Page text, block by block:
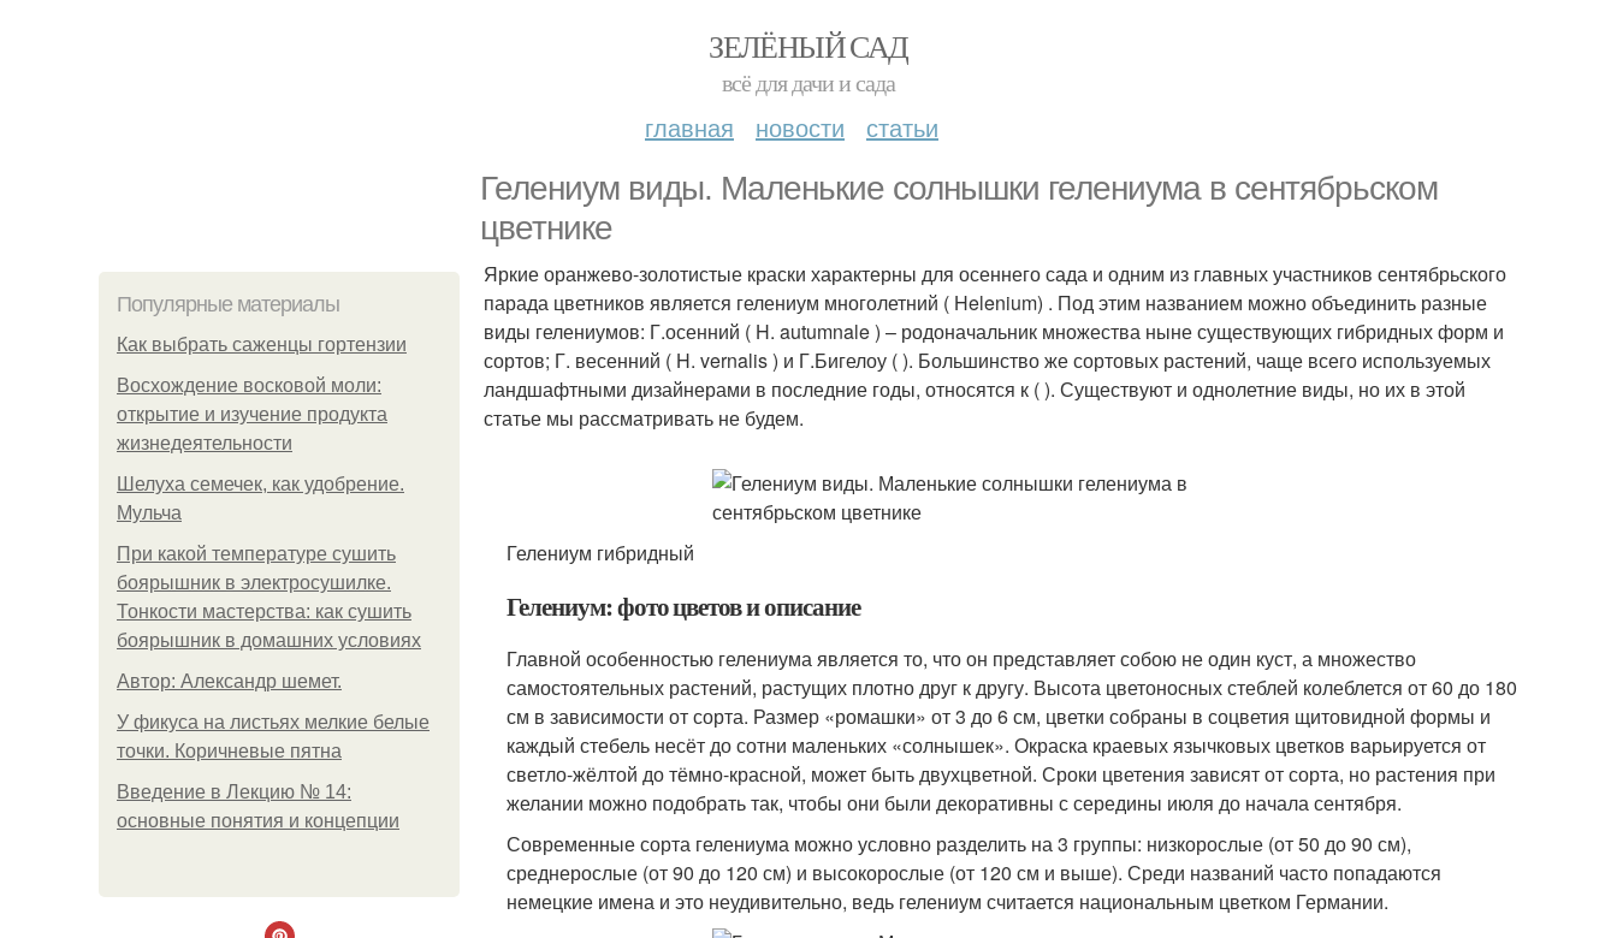
ЗЕЛЁНЫЙ САД
всё для дачи и сада
главная новости статьи
Гелениум виды. Маленькие солнышки гелениума в сентябрьском
цветнике
Популярные материалы
Как выбрать саженцы гортензии
Восхождение восковой моли:
открытие и изучение продукта
жизнедеятельности
Шелуха семечек, как удобрение.
Мульча
При какой температуре сушить
боярышник в электросушилке.
Тонкости мастерства: как сушить
боярышник в домашних условиях
Автор: Александр шемет.
У фикуса на листьях мелкие белые
точки. Коричневые пятна
Введение в Лекцию № 14:
основные понятия и концепции
Яркие оранжево-золотистые краски характерны для осеннего сада и одним из главных участников сентябрьского
парада цветников является гелениум многолетний ( Helenium) . Под этим названием можно объединить разные
виды гелениумов: Г.осенний ( H. autumnale ) – родоначальник множества ныне существующих гибридных форм и
сортов; Г. весенний ( H. vernalis ) и Г.Бигелоу ( ). Большинство же сортовых растений, чаще всего используемых
ландшафтными дизайнерами в последние годы, относятся к ( ). Существуют и однолетние виды, но их в этой
статье мы рассматривать не будем.
Гелениум гибридный
Гелениум: фото цветов и описание
Главной особенностью гелениума является то, что он представляет собою не один куст, а множество
самостоятельных растений, растущих плотно друг к другу. Высота цветоносных стеблей колеблется от 60 до 180
см в зависимости от сорта. Размер «ромашки» от 3 до 6 см, цветки собраны в соцветия щитовидной формы и
каждый стебель несёт до сотни маленьких «солнышек». Окраска краевых язычковых цветков варьируется от
светло-жёлтой до тёмно-красной, может быть двухцветной. Сроки цветения зависят от сорта, но растения при
желании можно подобрать так, чтобы они были декоративны с середины июля до начала сентября.
Современные сорта гелениума можно условно разделить на 3 группы: низкорослые (от 50 до 90 см),
среднерослые (от 90 до 120 см) и высокорослые (от 120 см и выше). Среди названий часто попадаются
немецкие имена и это неудивительно, ведь гелениум считается национальным цветком Германии.